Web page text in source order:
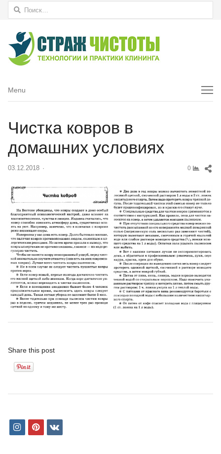
Найти:
Menu
Menu
Чистка ковров в
домашних условиях
03.12.2018 0
Share this post
i
p
v